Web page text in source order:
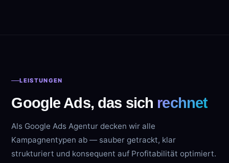
LEISTUNGEN
Google Ads, das sich rechnet
Als Google Ads Agentur decken wir alle
Kampagnentypen ab — sauber getrackt, klar
strukturiert und konsequent auf Profitabilität optimiert.